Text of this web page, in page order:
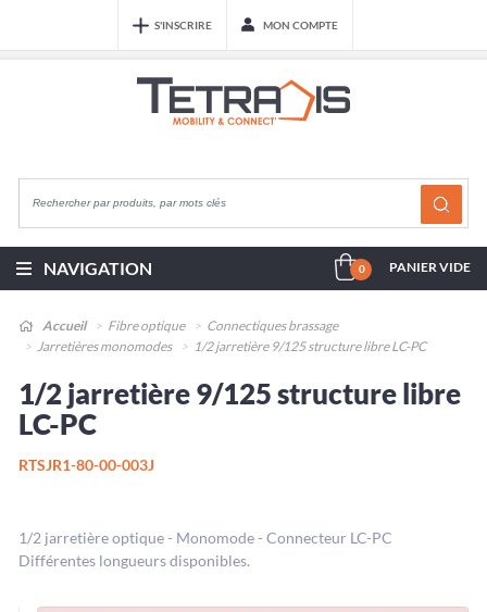
S'INSCRIRE MON COMPTE
NAVIGATION 0 PANIER VIDE
Accueil Fibre optique
Connectiques brassage
Jarretières monomodes
1/2 jarretière 9/125 structure libre LC-PC
1/2 jarretière 9/125 structure libre
LC-PC
RTSJR1-80-00-003J
1/2 jarretière optique - Monomode - Connecteur LC-PC
Différentes longueurs disponibles.